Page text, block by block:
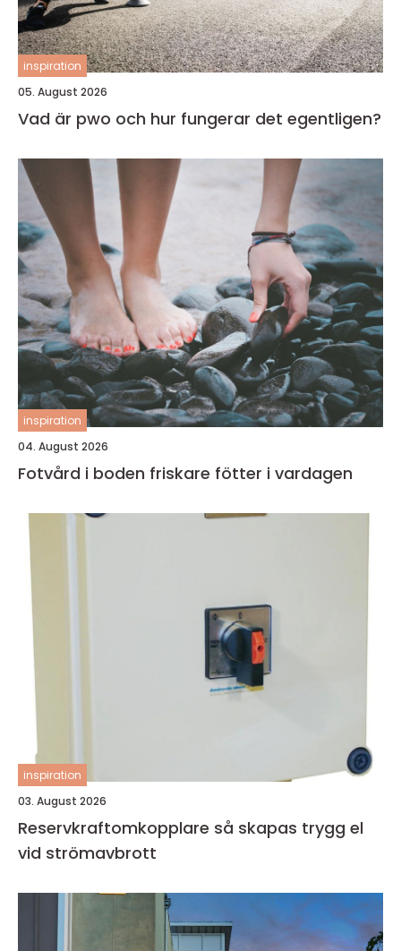
inspiration
05. August 2026
Vad är pwo och hur fungerar det egentligen?
inspiration
04. August 2026
Fotvård i boden friskare fötter i vardagen
inspiration
03. August 2026
Reservkraftomkopplare så skapas trygg el
vid strömavbrott